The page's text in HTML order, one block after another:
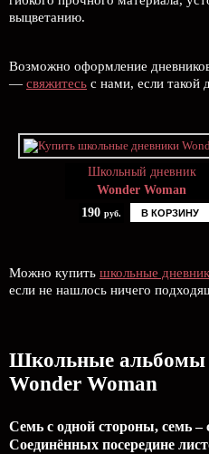
выцветанию.
Возможно оформление
— свяжитесь с нами, если такой
Школьный дневник
Wonder Woman
190 руб. В КОРЗИНУ
Можно купить школьные
если не нашлось ничего
Школьные альбомы
Wonder Woman
Семь с одной стороны, семь –
Соединённых посередине